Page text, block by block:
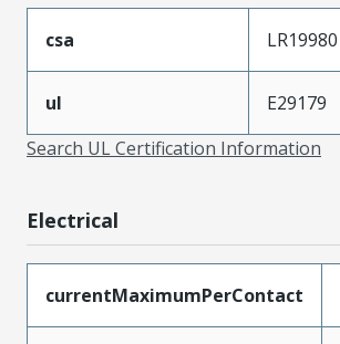
csa LR19980
ul
E29179
Search UL Certification Information
Electrical
currentMaximumPerContact